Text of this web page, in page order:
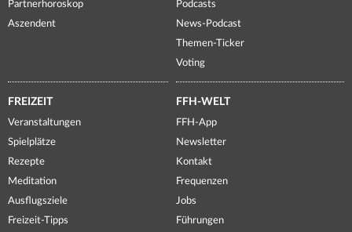
Partnerhoroskop
Aszendent
Podcasts
News-Podcast
Themen-Ticker
Voting
FREIZEIT
Veranstaltungen
Spielplätze
Rezepte
Meditation
Ausflugsziele
Freizeit-Tipps
FFH-WELT
FFH-App
Newsletter
Kontakt
Frequenzen
Jobs
Führungen